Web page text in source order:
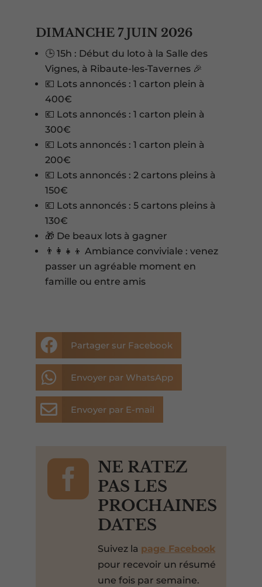
DIMANCHE 7 JUIN 2026
🕒 15h : Début du loto à la Salle des
Vignes, à Ribaute-les-Tavernes 🎉
💶 Lots annoncés : 1 carton plein à
400€
💶 Lots annoncés : 1 carton plein à
300€
💶 Lots annoncés : 1 carton plein à
200€
💶 Lots annoncés : 2 cartons pleins à
150€
💶 Lots annoncés : 5 cartons pleins à
130€
🎁 De beaux lots à gagner
👨‍👩‍👧‍👦 Ambiance conviviale : venez
passer un agréable moment en
famille ou entre amis
 Partager sur Facebook
 Envoyer par WhatsApp
 Envoyer par E-mail

NE RATEZ
PAS LES
PROCHAINES
DATES
Suivez la page Facebook
pour recevoir un résumé
une fois par semaine.